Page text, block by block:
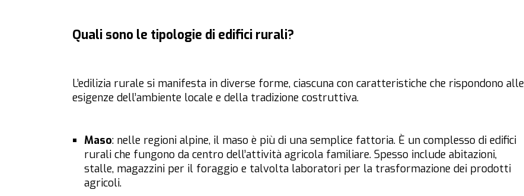
Quali sono le tipologie di edifici rurali?
L’edilizia rurale si manifesta in diverse forme, ciascuna con caratteristiche che rispondono alle
esigenze dell’ambiente locale e della tradizione costruttiva.
Maso: nelle regioni alpine, il maso è più di una semplice fattoria. È un complesso di edifici
rurali che fungono da centro dell’attività agricola familiare. Spesso include abitazioni,
stalle, magazzini per il foraggio e talvolta laboratori per la trasformazione dei prodotti
agricoli.